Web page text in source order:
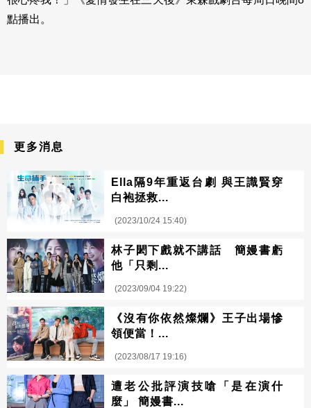
點播出。
更多消息
Ella隔9年重返台劇 與王識賢穿
白袍拯救...
(2023/10/24 15:40)
林子閎下戲就不講話 簡嫚書虧
他「只剩...
(2023/09/04 19:22)
《沒有你依然燦爛》王子出場慘
領便當！...
(2023/08/17 19:16)
遭老公批評演技嗆「是在演什
麼」 簡嫚書...